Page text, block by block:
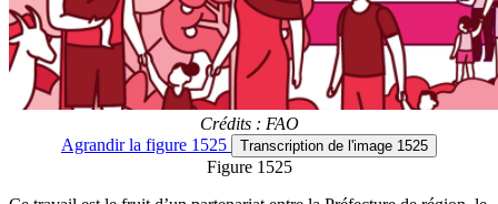
Crédits : FAO
Agrandirla figure 1525 Transcription de l'image 1525
Figure 1525